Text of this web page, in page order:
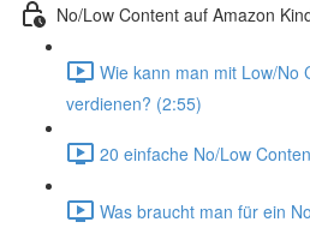
No/Low Content auf Amazon
Wie kann man mit Low/No
verdienen? (2:55)
20 einfache No/Low
Was braucht man für ein